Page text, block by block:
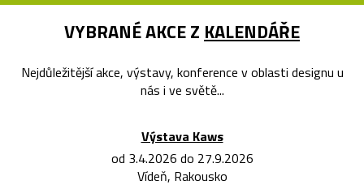
VYBRANÉ AKCE Z KALENDÁŘE
Nejdůležitější akce, výstavy, konference v oblasti designu u
nás i ve světě...
Výstava Kaws
od 3.4.2026 do 27.9.2026
Vídeň, Rakousko